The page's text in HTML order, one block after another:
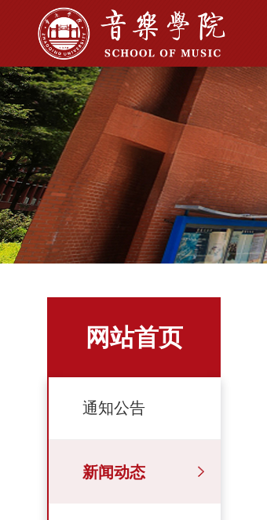
网站首页
通知公告
新闻动态